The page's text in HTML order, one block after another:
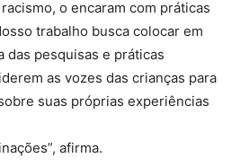
o encaram com práticas
trabalho busca colocar em
das pesquisas e práticas
as vozes das crianças para
suas próprias experiências
afirma.